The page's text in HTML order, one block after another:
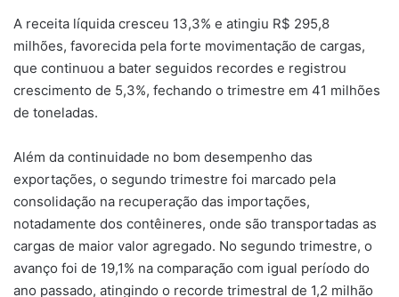
A receita líquida cresceu 13,3% e atingiu R$ 295,8
milhões, favorecida pela forte movimentação de cargas,
que continuou a bater seguidos recordes e registrou
crescimento de 5,3%, fechando o trimestre em 41 milhões
de toneladas.
Além da continuidade no bom desempenho das
exportações, o segundo trimestre foi marcado pela
consolidação na recuperação das importações,
notadamente dos contêineres, onde são transportadas as
cargas de maior valor agregado. No segundo trimestre, o
avanço foi de 19,1% na comparação com igual período do
ano passado, atingindo o recorde trimestral de 1,2 milhão